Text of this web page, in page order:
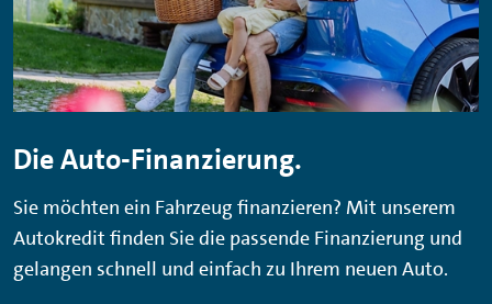
Die Auto-Finanzierung.
Sie möchten ein Fahrzeug finanzieren? Mit unserem
Autokredit finden Sie die passende Finanzierung und
gelangen schnell und einfach zu Ihrem neuen Auto.